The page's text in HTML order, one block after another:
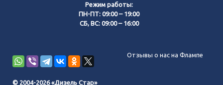
Режим работы:
ПН-ПТ: 09:00 – 19:00
СБ, ВС: 09:00 – 16:00
Отзывы о нас на Флампе
© 2004-2026 «Дизель Стар»